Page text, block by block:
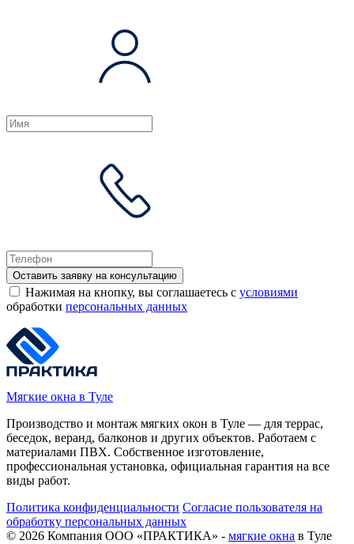
Оставить заявку на консультацию
Нажимая на кнопку, вы соглашаетесь с условиями
обработки персональных данных
Мягкие окна в Туле
Производство и монтаж мягких окон в Туле — для террас,
беседок, веранд, балконов и других объектов. Работаем с
материалами ПВХ. Собственное изготовление,
профессиональная установка, официальная гарантия на все
виды работ.
Политика конфиденциальности Согласие пользователя на
обработку персональных данных
© 2026 Компания ООО «ПРАКТИКА» - мягкие окна в Туле